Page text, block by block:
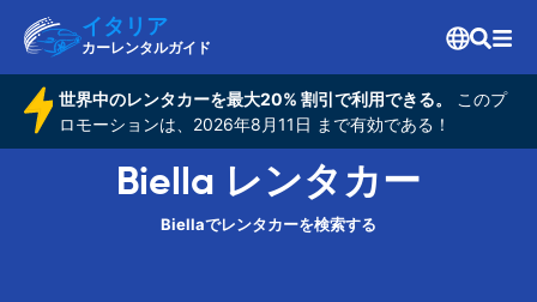
イタリア
カーレンタルガイド
世界中のレンタカーを最大20% 割引で利用できる。
このプ
ロモーションは、2026年8月11日 まで有効である！
Biella レンタカー
Biellaでレンタカーを検索する